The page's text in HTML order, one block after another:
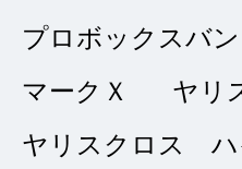
2024/08/22
プロボックスバン
マークＸ
ヤリ
ヤリスクロス ハ